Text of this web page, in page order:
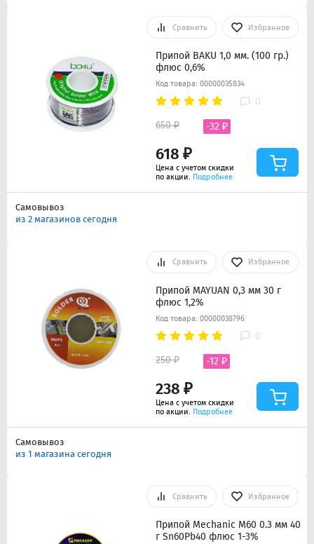
Сравнить Избранное
Припой BAKU 1,0 мм. (100 гр.)
флюс 0,6%
Код товара: 00000035834
0
618 ₽
650 ₽ -32 ₽
Цена с учетом скидки
по акции. Подробнее
Самовывоз
из 2 магазинов сегодня
Сравнить Избранное
Припой MAYUAN 0,3 мм 30 г
флюс 1,2%
Код товара: 00000038796
0
238 ₽
250 ₽ -12 ₽
Цена с учетом скидки
по акции. Подробнее
Самовывоз
из 1 магазина сегодня
Сравнить Избранное
Припой Mechanic M60 0.3 мм 40
г Sn60Pb40 флюс 1-3%